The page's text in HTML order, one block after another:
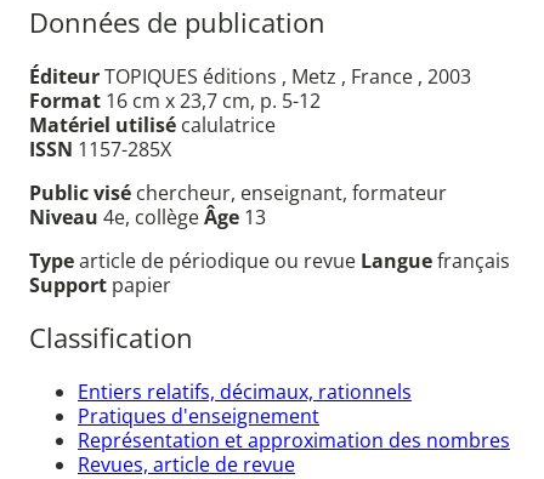
Données de publication
ÉditeurTOPIQUES éditions , Metz , France , 2003
Format 16 cm x 23,7 cm, p. 5-12
Matériel utilisé calulatrice
ISSN 1157-285X
Public visé chercheur, enseignant, formateur
Niveau 4e, collègeÂge 13
Typearticle de périodique ou revue Languefrançais
Support papier
Classification
Entiers relatifs, décimaux, rationnels
Pratiques d'enseignement
Représentation et approximation des nombres
Revues, article de revue